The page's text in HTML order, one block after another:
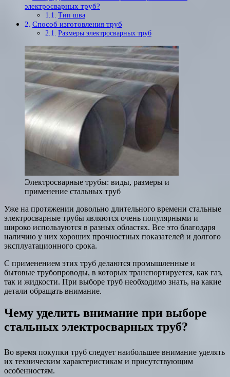
электросварных труб?
Тип шва
Способ изготовления труб
Размеры электросварных труб
Электросварные трубы: виды, размеры и
применение стальных труб
Уже на протяжении довольно длительного времени стальные
электросварные трубы являются очень популярными и
широко используются в разных областях. Все это благодаря
наличию у них хороших прочностных показателей и долгого
эксплуатационного срока.
С применением этих труб делаются промышленные и
бытовые трубопроводы, в которых транспортируется, как газ,
так и жидкости. При выборе труб необходимо знать, на какие
детали обращать внимание.
Чему уделить внимание при выборе
стальных электросварных труб?
Во время покупки труб следует наибольшее внимание уделять
их техническим характеристикам и присутствующим
особенностям.